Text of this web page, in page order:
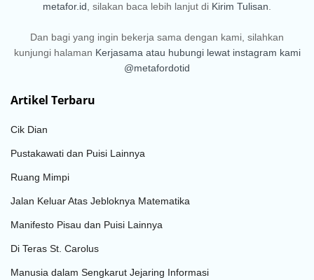
metafor.id, silakan baca lebih lanjut di Kirim Tulisan.
Dan bagi yang ingin bekerja sama dengan kami, silahkan
kunjungi halaman Kerjasamaatau hubungi lewat instagram kami
@metafordotid
Artikel Terbaru
Cik Dian
Pustakawati dan Puisi Lainnya
Ruang Mimpi
Jalan Keluar Atas Jebloknya Matematika
Manifesto Pisau dan Puisi Lainnya
Di Teras St. Carolus
Manusia dalam Sengkarut Jejaring Informasi